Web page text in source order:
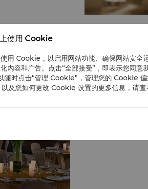
了解更
使用 Cookie
用 Cookie，以启用网站功能、确保网站安全
内容和广告。点击“全部接受”，即表示您同意
随时点击“管理 Cookie”，管理您的 Cookie 偏
及您如何更改 Cookie 设置的更多信息，请查